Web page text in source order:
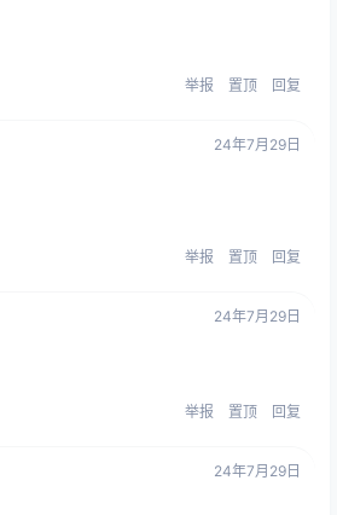
举报 置顶 回复
24年7月29日
举报 置顶 回复
24年7月29日
举报 置顶 回复
24年7月29日